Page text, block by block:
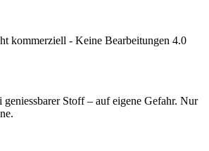
kommerziell - Keine Bearbeitungen 4.0
Stoff – auf eigene Gefahr. Nur